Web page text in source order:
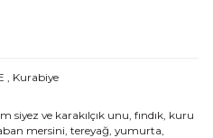
, Kurabiye
siyez ve karakılçık unu, fındık, kuru
mersini, tereyağ, yumurta,